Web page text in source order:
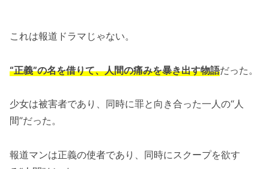
これは報道ドラマじゃない。
“正義”の名を借りて、人間の痛みを暴き出す物語だった。
少女は被害者であり、同時に罪と向き合った一人の“人
間”だった。
報道マンは正義の使者であり、同時にスクープを欲す